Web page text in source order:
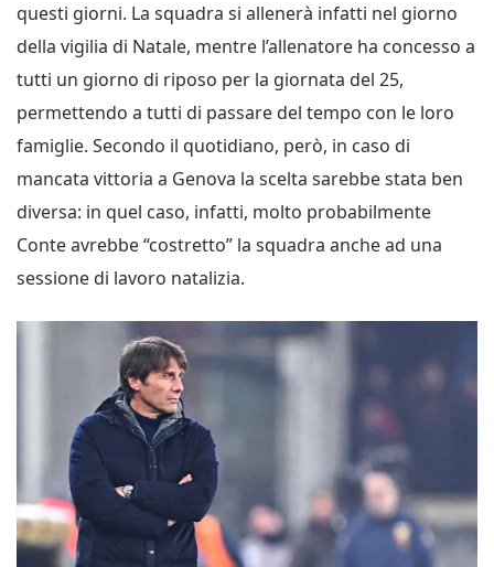
questi giorni. La squadra si allenerà infatti nel giorno
della vigilia di Natale, mentre l’allenatore ha concesso a
tutti un giorno di riposo per la giornata del 25,
permettendo a tutti di passare del tempo con le loro
famiglie. Secondo il quotidiano, però, in caso di
mancata vittoria a Genova la scelta sarebbe stata ben
diversa: in quel caso, infatti, molto probabilmente
Conte avrebbe “costretto” la squadra anche ad una
sessione di lavoro natalizia.